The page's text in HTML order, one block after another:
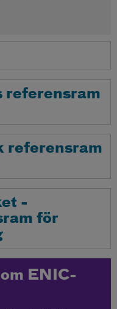
ENIC-
referensram
referensram
-
för